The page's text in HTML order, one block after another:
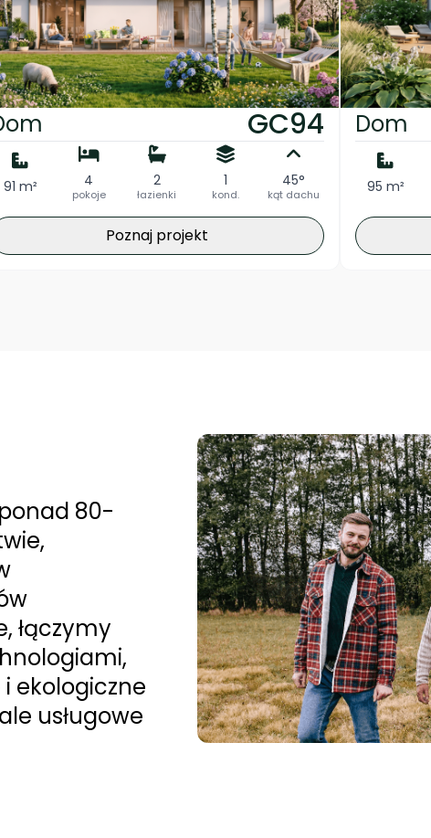
GC94
91 m² 4
pokoje
2
łazienki
1
kond.
45°
kąt dachu
Poznaj projekt
Dom
95 m²
80-
łączymy
ekologiczne
usługowe